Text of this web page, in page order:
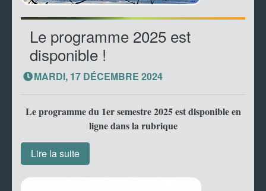
Le programme 2025 est
disponible !
MARDI, 17 DÉCEMBRE 2024
Le programme du 1er semestre 2025 est disponible en
ligne dans la rubrique
Lire la suite